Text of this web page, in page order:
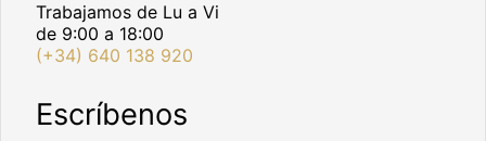
Trabajamos de Lu a Vi
de 9:00 a 18:00
(+34) 640 138 920
Escríbenos